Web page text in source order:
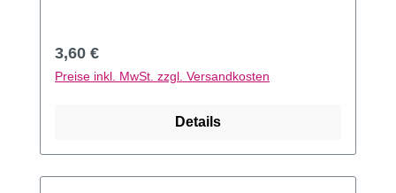
Regulärer Preis:
3,60 €
Preise inkl. MwSt. zzgl. Versandkosten
Details